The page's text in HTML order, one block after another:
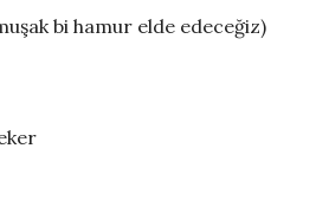
bi hamur elde edeceğiz)